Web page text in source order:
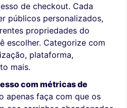
de checkout. Cada
públicos personalizados,
propriedades do
escolher. Categorize com
plataforma,
mais.
com métricas de
apenas faça com que os